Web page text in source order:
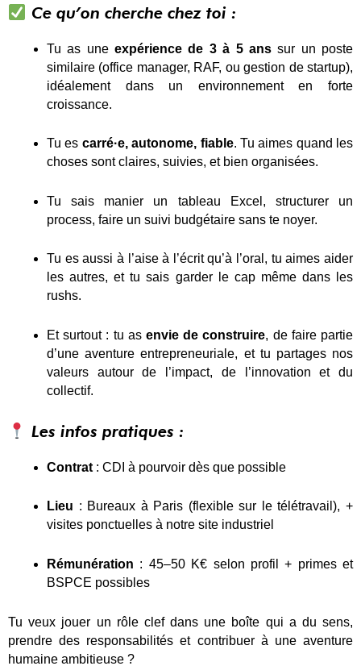
Ce qu’on cherche chez toi :
Tu as uneexpérience de 3 à 5 anssur un poste
similaire (office manager, RAF, ou gestion de startup),
idéalement dans un environnement en forte
croissance.
Tu es carré·e, autonome, fiable. Tu aimes quand les
choses sont claires, suivies, et bien organisées.
Tu sais manier un tableau Excel, structurer un
process, faire un suivi budgétaire sans te noyer.
Tu es aussi à l’aise à l’écrit qu’à l’oral, tu aimes aider
les autres, et tu sais garder le cap même dans les
rushs.
Et surtout : tu as envie de construire, de faire partie
d’une aventure entrepreneuriale, et tu partages nos
valeurs autour de l’impact, de l’innovation et du
collectif.
Les infos pratiques :
Contrat : CDI à pourvoir dès que possible
Lieu : Bureaux à Paris (flexible sur le télétravail), +
visites ponctuelles à notre site industriel
Rémunération : 45–50 K€ selon profil + primes et
BSPCE possibles
Tu veux jouer un rôle clef dans une boîte qui a du sens,
prendre des responsabilités et contribuer à une aventure
humaine ambitieuse ?